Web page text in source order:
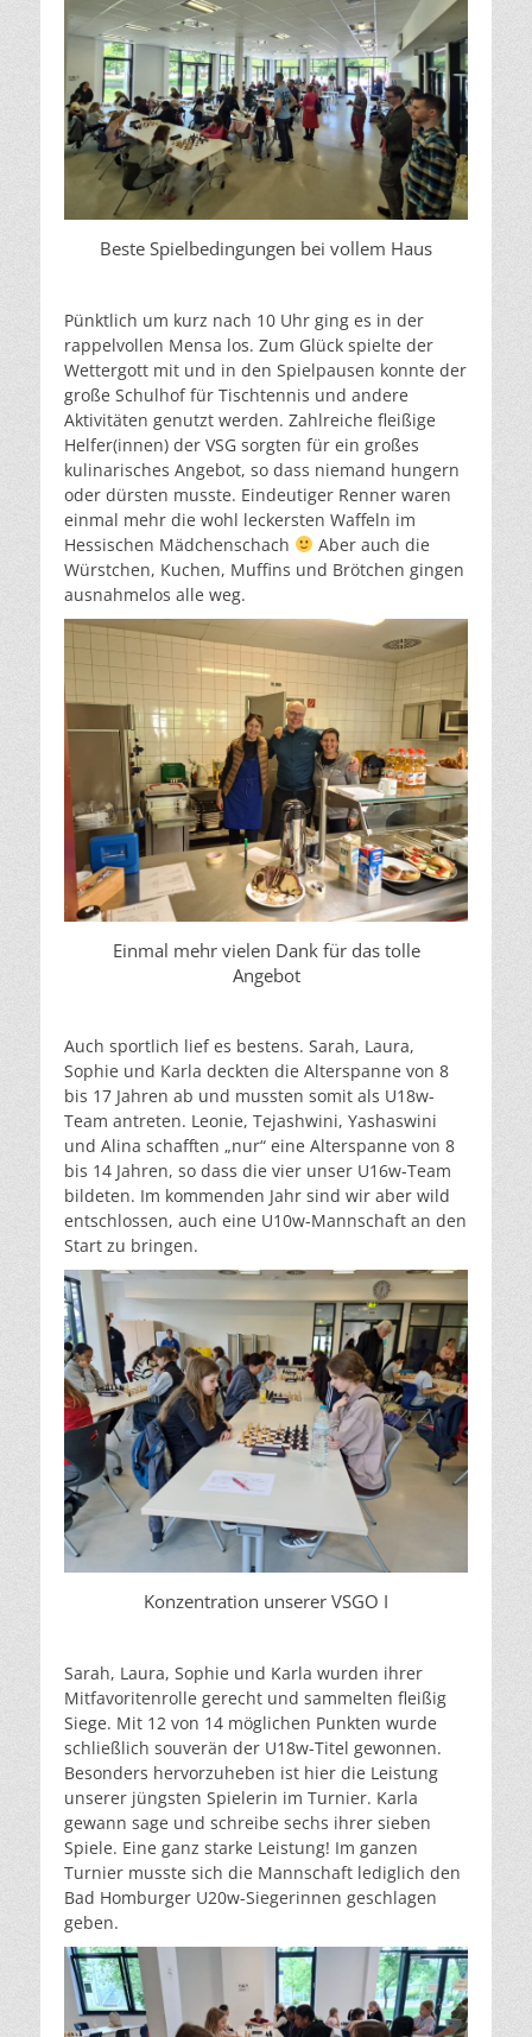
Beste Spielbedingungen bei vollem Haus
Pünktlich um kurz nach 10 Uhr ging es in der
rappelvollen Mensa los. Zum Glück spielte der
Wettergott mit und in den Spielpausen konnte der
große Schulhof für Tischtennis und andere
Aktivitäten genutzt werden. Zahlreiche fleißige
Helfer(innen) der VSG sorgten für ein großes
kulinarisches Angebot, so dass niemand hungern
oder dürsten musste. Eindeutiger Renner waren
einmal mehr die wohl leckersten Waffeln im
Hessischen Mädchenschach
Aber auch die
Würstchen, Kuchen, Muffins und Brötchen gingen
ausnahmelos alle weg.
Einmal mehr vielen Dank für das tolle
Angebot
Auch sportlich lief es bestens. Sarah, Laura,
Sophie und Karla deckten die Alterspanne von 8
bis 17 Jahren ab und mussten somit als U18w-
Team antreten. Leonie, Tejashwini, Yashaswini
und Alina schafften „nur“ eine Alterspanne von 8
bis 14 Jahren, so dass die vier unser U16w-Team
bildeten. Im kommenden Jahr sind wir aber wild
entschlossen, auch eine U10w-Mannschaft an den
Start zu bringen.
Konzentration unserer VSGO I
Sarah, Laura, Sophie und Karla wurden ihrer
Mitfavoritenrolle gerecht und sammelten fleißig
Siege. Mit 12 von 14 möglichen Punkten wurde
schließlich souverän der U18w-Titel gewonnen.
Besonders hervorzuheben ist hier die Leistung
unserer jüngsten Spielerin im Turnier. Karla
gewann sage und schreibe sechs ihrer sieben
Spiele. Eine ganz starke Leistung! Im ganzen
Turnier musste sich die Mannschaft lediglich den
Bad Homburger U20w-Siegerinnen geschlagen
geben.